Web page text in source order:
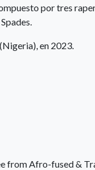
por tres
en 2023.
from Afro-fused &